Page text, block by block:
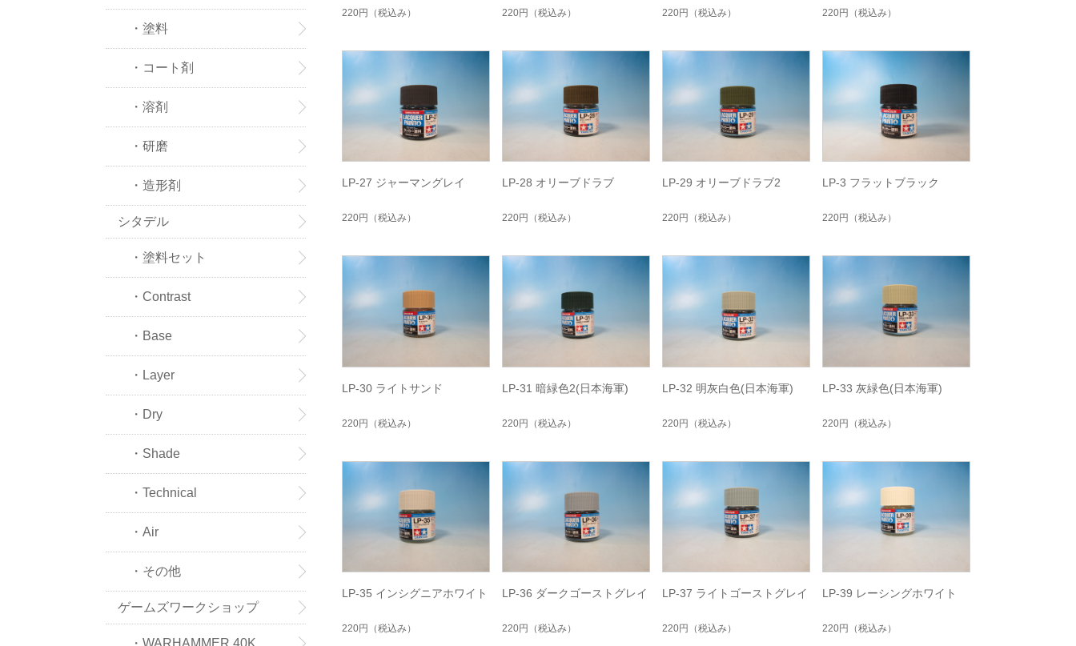
220円 （税込み） 220円 （税込み） 220円 （税込み） 220円 （税込み）
LP-27 ジャーマングレイ
220円 （税込み）
LP-28 オリーブドラブ
220円 （税込み）
LP-29 オリーブドラブ2
220円 （税込み）
LP-3 フラットブラック
220円 （税込み）
LP-30 ライトサンド
220円 （税込み）
LP-31 暗緑色2(日本海軍)
220円 （税込み）
LP-32 明灰白色(日本海軍)
220円 （税込み）
LP-33 灰緑色(日本海軍)
220円 （税込み）
LP-35 インシグニアホワイト
220円 （税込み）
LP-36 ダークゴーストグレイ
220円 （税込み）
LP-37 ライトゴーストグレイ
220円 （税込み）
LP-39 レーシングホワイト
220円 （税込み）
・塗料
・コート剤
・溶剤
・研磨
・造形剤
シタデル
・塗料セット
・Contrast
・Base
・Layer
・Dry
・Shade
・Technical
・Air
・その他
ゲームズワークショップ
・WARHAMMER 40K